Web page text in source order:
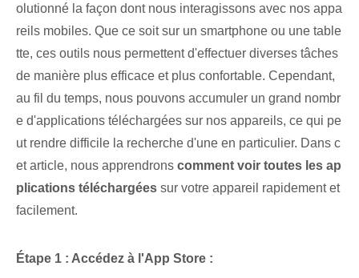
olutionné la façon dont nous interagissons avec nos ⁣appa
reils⁤ mobiles. Que ce soit sur un smartphone ou une table
tte, ces outils nous permettent d'effectuer diverses tâches
de manière plus efficace et plus confortable. ‌Cependant,
au fil du temps⁤, nous pouvons accumuler un grand nombr
e d'applications ⁣téléchargées sur nos appareils, ce qui pe
ut rendre difficile la recherche‌ d'une en particulier. ⁣Dans c
et‌ article, nous apprendrons comment voir toutes les ap
plications téléchargées sur votre appareil rapidement et
facilement.
Étape 1 : Accédez à l'App Store :